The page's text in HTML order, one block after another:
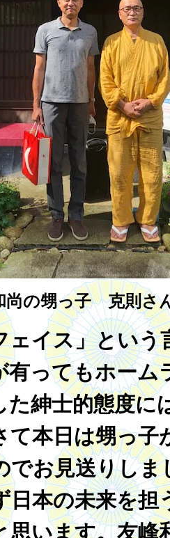
尚の甥っ子 克則さ
ェイス」という
有ってもホーム
た紳士的態度に
て本日は甥っ子
でお見送りしま
日本の未来を担
思います。友峰